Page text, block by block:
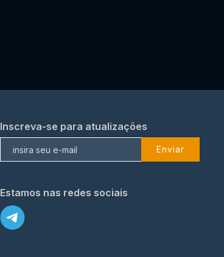
Inscreva-se para atualizações
Enviar
Estamos nas redes sociais